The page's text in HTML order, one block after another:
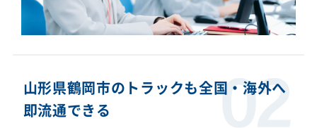
山形県鶴岡市のトラックも全国・海外へ
即流通できる